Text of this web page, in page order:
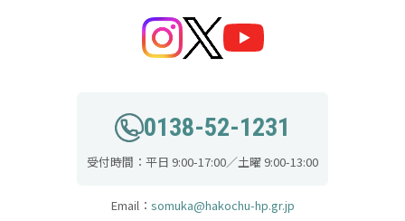
0138-52-1231
受付時間：平日 9:00-17:00／土曜 9:00-13:00
Email： somuka@hakochu-hp.gr.jp